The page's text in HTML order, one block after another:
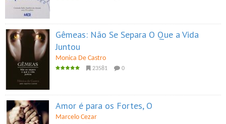
Gêmeas: Não Se Separa O Que a Vida
Juntou
Monica De Castro
23581 0
Amor é para os Fortes, O
Marcelo Cezar